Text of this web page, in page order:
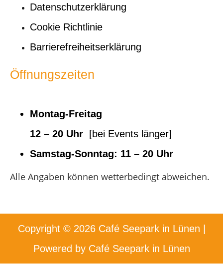
Datenschutzerklärung
Cookie Richtlinie
Barrierefreiheitserklärung
Öffnungszeiten
Montag-Freitag
12 – 20 Uhr
[bei Events länger]
Samstag-Sonntag: 11 – 20 Uhr
Alle Angaben können wetterbedingt abweichen.
Copyright © 2026 Café Seepark in Lünen |
Powered by Café Seepark in Lünen